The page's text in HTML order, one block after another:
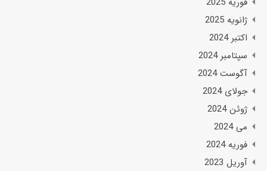
ژانویه 2025
اکتبر 2024
سپتامبر 2024
آگوست 2024
جولای 2024
ژوئن 2024
می 2024
فوریه 2024
آوریل 2023